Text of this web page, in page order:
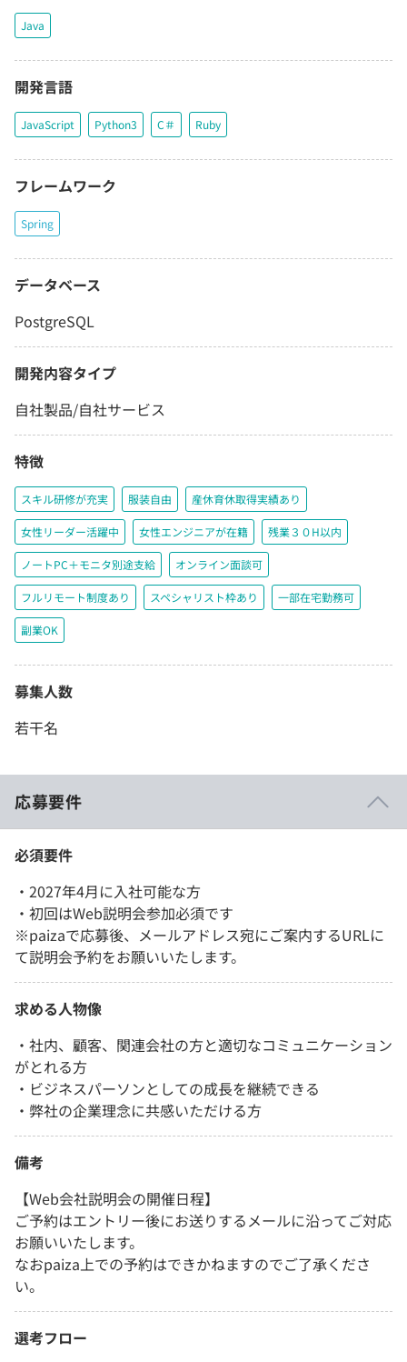
Java
開発言語
JavaScript Python3 C＃ Ruby
フレームワーク
Spring
データベース
PostgreSQL
開発内容タイプ
自社製品/自社サービス
特徴
スキル研修が充実 服装自由 産休育休取得実績あり
女性リーダー活躍中 女性エンジニアが在籍 残業３０H以内
ノートPC＋モニタ別途支給 オンライン面談可
フルリモート制度あり スペシャリスト枠あり 一部在宅勤務可
副業OK
募集人数
若干名
応募要件
必須要件
・2027年4月に入社可能な方
・初回はWeb説明会参加必須です
※paizaで応募後、メールアドレス宛にご案内するURLに
て説明会予約をお願いいたします。
求める人物像
・社内、顧客、関連会社の方と適切なコミュニケーション
がとれる方
・ビジネスパーソンとしての成長を継続できる
・弊社の企業理念に共感いただける方
備考
【Web会社説明会の開催日程】
ご予約はエントリー後にお送りするメールに沿ってご対応
お願いいたします。
なおpaiza上での予約はできかねますのでご了承くださ
い。
選考フロー